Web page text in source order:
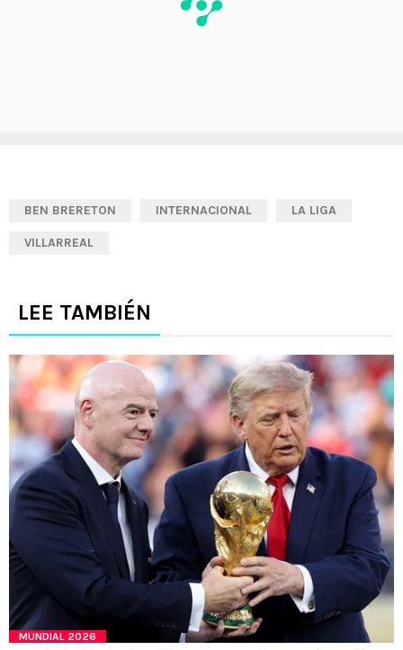
BEN BRERETON INTERNACIONAL LA LIGA
VILLARREAL
LEE TAMBIÉN
MUNDIAL 2026